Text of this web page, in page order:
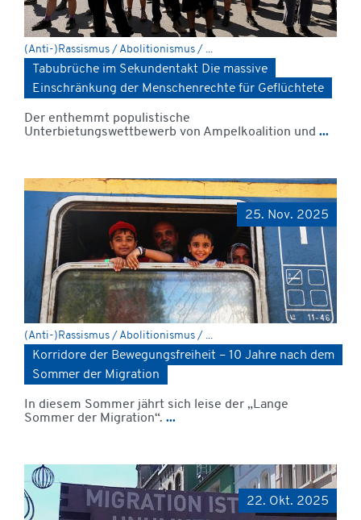
(Anti-)Rassismus / Abolitionismus / ...
Tabubrüche im Sekundentakt Die massive
Einschränkung der Menschenrechte für Geflüchtete
Der enthemmt populistische
Unterbietungswettbewerb von Ampelkoalition und ...
25. Nov. 2025
(Anti-)Rassismus / Abolitionismus / ...
Korridore der Bewegungsfreiheit – 10 Jahre nach dem
Sommer der Migration
In diesem Sommer jährt sich leise der „Lange
Sommer der Migration“. ...
22. Okt. 2025